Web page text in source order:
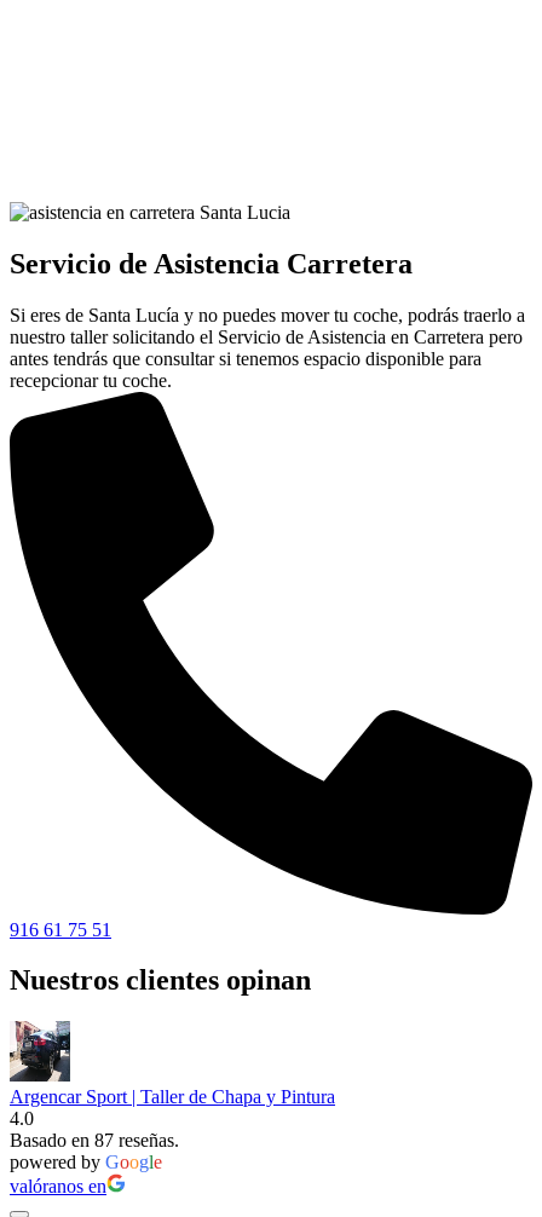
Servicio de Asistencia Carretera
Si eres de Santa Lucía y no puedes mover tu coche, podrás traerlo a
nuestro taller solicitando el Servicio de Asistencia en Carretera pero
antes tendrás que consultar si tenemos espacio disponible para
recepcionar tu coche.
916 61 75 51
Nuestros clientes opinan
Argencar Sport | Taller de Chapa y Pintura
4.0
Basado en 87 reseñas.
powered by Google
valóranos en